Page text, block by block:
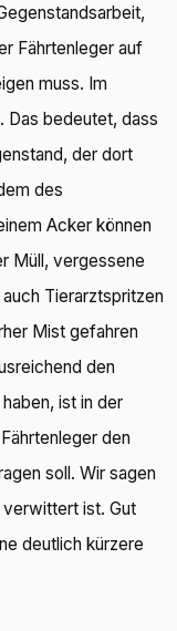
Fährtenleger auf
muss. Im
Das bedeutet, dass
der dort
des
Acker können
Müll, vergessene
Tierarztspritzen
Mist gefahren
den
ist in der
den
soll. Wir sagen
verwittert ist. Gut
deutlich kürzere